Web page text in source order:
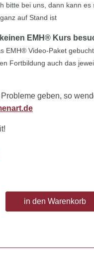
bitte bei uns, dann kann es
auf Stand ist
EMH® Kurs
EMH® Video-Paket
Fortbildung auch das
geben, so